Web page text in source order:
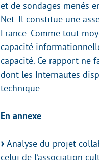
et de sondages menés
Net. Il constitue une
France. Comme tout
capacité
capacité. Ce rapport ne
dont les Internautes
technique.
En annexe
Analyse du projet
celui de l’association